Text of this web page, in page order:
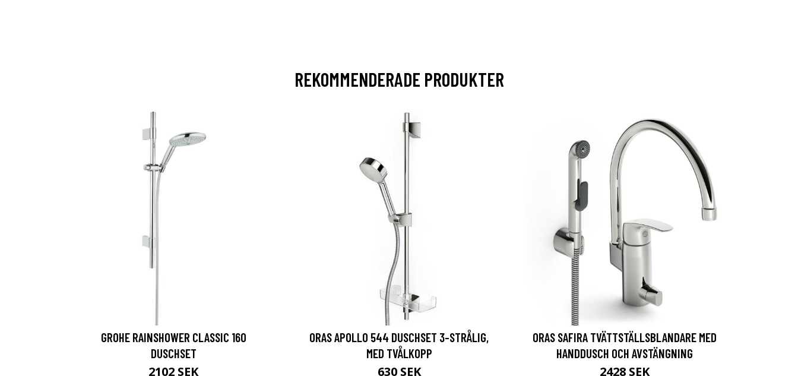
REKOMMENDERADE PRODUKTER
GROHE RAINSHOWER CLASSIC 160
DUSCHSET
2102 SEK
ORAS APOLLO 544 DUSCHSET 3-STRÅLIG,
MED TVÅLKOPP
630 SEK
ORAS SAFIRA TVÄTTSTÄLLSBLANDARE MED
HANDDUSCH OCH AVSTÄNGNING
2428 SEK